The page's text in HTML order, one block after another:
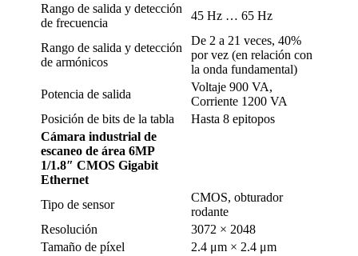
Rango de salida y detección
de frecuencia
45 Hz … 65 Hz
Rango de salida y detección
de armónicos
De 2 a 21 veces, 40%
por vez (en relación con
la onda fundamental)
Potencia de salida
Voltaje 900 VA,
Corriente 1200 VA
Posición de bits de la tabla
Hasta 8 epitopos
Cámara industrial de
escaneo de área 6MP
1/1.8″ CMOS Gigabit
Ethernet
Tipo de sensor
CMOS, obturador
rodante
Resolución
3072 × 2048
Tamaño de píxel
2.4 μm × 2.4 μm